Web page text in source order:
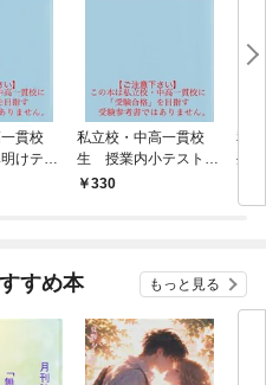
貫校
けテス
私立校・中高一貫校
生 授業内小テストの
勉強の仕方
330
私
生
すめ本 もっと見る